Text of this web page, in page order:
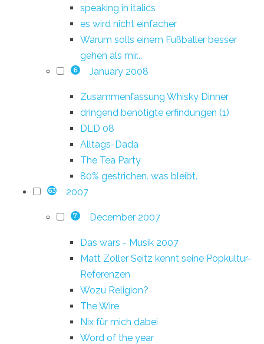
speaking in italics
es wird nicht einfacher
Warum solls einem Fußballer besser
gehen als mir...
6 January 2008
Zusammenfassung Whisky Dinner
dringend benötigte erfindungen (1)
DLD 08
Alltags-Dada
The Tea Party
80% gestrichen. was bleibt.
63 2007
7 December 2007
Das wars - Musik 2007
Matt Zoller Seitz kennt seine Popkultur-
Referenzen
Wozu Religion?
The Wire
Nix für mich dabei
Word of the year